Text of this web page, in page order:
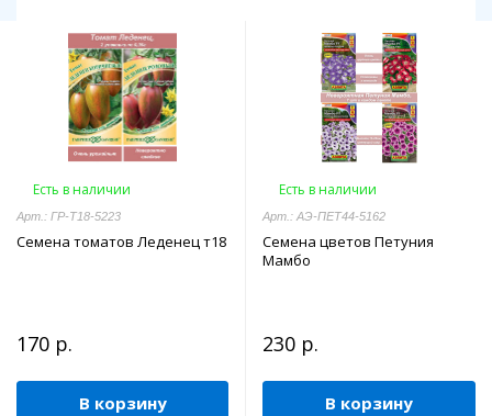
Есть в наличии
Арт.: ГР-Т18-5223
Семена томатов Леденец т18
170 р.
В корзину
Есть в наличии
Арт.: АЭ-ПЕТ44-5162
Семена цветов Петуния
Мамбо
230 р.
В корзину